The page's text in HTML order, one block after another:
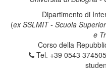
Dipartimento di
(ex SSLMIT - Scuola
e
Corso della
Tel. +39 0543